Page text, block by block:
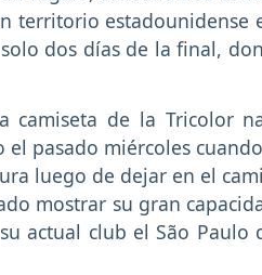
territorio estadounidense
dos días de la final,
camiseta de la Tricolor
pasado miércoles
luego de dejar en el
mostrar su gran
actual club el São Paulo